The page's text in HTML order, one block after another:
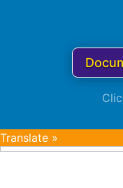
Translate »